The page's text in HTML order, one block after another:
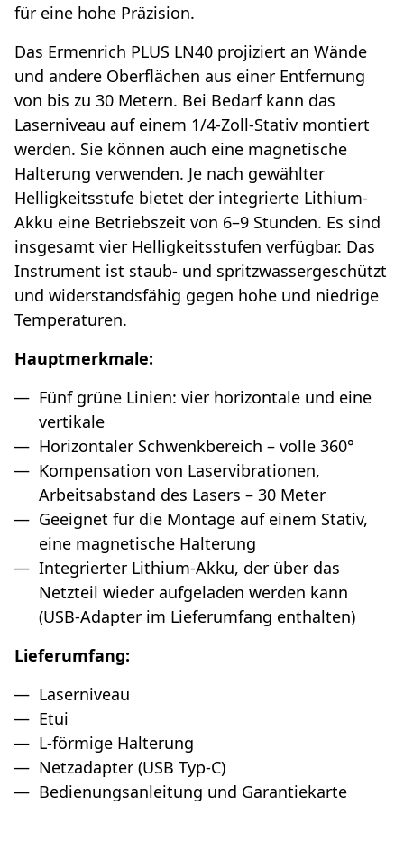
für eine hohe Präzision.
Das Ermenrich PLUS LN40 projiziert an Wände
und andere Oberflächen aus einer Entfernung
von bis zu 30 Metern. Bei Bedarf kann das
Laserniveau auf einem 1/4-Zoll-Stativ montiert
werden. Sie können auch eine magnetische
Halterung verwenden. Je nach gewählter
Helligkeitsstufe bietet der integrierte Lithium-
Akku eine Betriebszeit von 6–9 Stunden. Es sind
insgesamt vier Helligkeitsstufen verfügbar. Das
Instrument ist staub- und spritzwassergeschützt
und widerstandsfähig gegen hohe und niedrige
Temperaturen.
Hauptmerkmale:
Fünf grüne Linien: vier horizontale und eine
vertikale
Horizontaler Schwenkbereich – volle 360°
Kompensation von Laservibrationen,
Arbeitsabstand des Lasers – 30 Meter
Geeignet für die Montage auf einem Stativ,
eine magnetische Halterung
Integrierter Lithium-Akku, der über das
Netzteil wieder aufgeladen werden kann
(USB-Adapter im Lieferumfang enthalten)
Lieferumfang:
Laserniveau
Etui
L-förmige Halterung
Netzadapter (USB Typ-C)
Bedienungsanleitung und Garantiekarte